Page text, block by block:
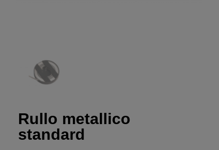
Rullo metallico
standard